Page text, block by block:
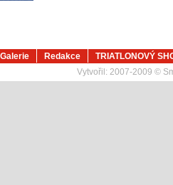
Galerie Redakce
TRIATLONOVÝ
Vytvořil: 2007-2009 ©